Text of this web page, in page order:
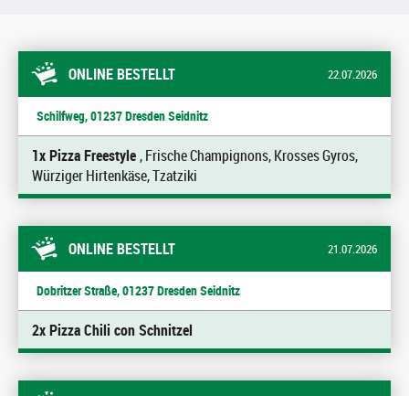
ONLINE BESTELLT 22.07.2026
Schilfweg, 01237 Dresden Seidnitz
1x Pizza Freestyle, Frische Champignons, Krosses Gyros,
Würziger Hirtenkäse, Tzatziki
ONLINE BESTELLT 21.07.2026
Dobritzer Straße, 01237 Dresden Seidnitz
2x Pizza Chili con Schnitzel